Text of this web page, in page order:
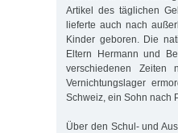
Artikel des täglichen
lieferte auch nach
Kinder geboren. Die
Eltern Hermann und
verschiedenen Zeiten
Vernichtungslager
Schweiz, ein Sohn nach
Über den Schul- und